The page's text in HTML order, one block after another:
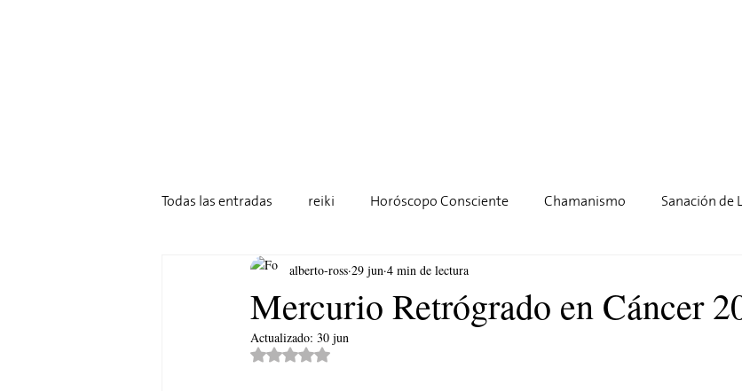
Todas las entradas reiki Horóscopo Consciente Chamanismo Sanación de
Astrología
Mercurio Retrógrado en Cáncer
alberto-ross 29 jun 4 min de lectura
Actualizado: 30 jun
Obtuvo NaN de 5 estrellas.